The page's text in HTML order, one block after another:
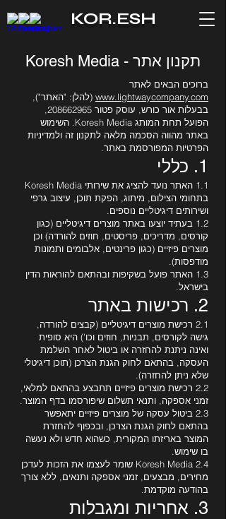
KOR.ESH
תקנון אתר - Koresh Media
ברוכים הבאים לאתר
www.lightwaycompany.com (להלן: "האתר"),
בבעלות אור כורש, עוסק פטור 208662965
הפועל תחת המותג Koresh Media. השימוש
באתר מהווה הסכמה מלאה לתקנון זה ולמדיניות
הפרטיות המפורסמת באתר.
1. כללי
1.1 האתר נועד להציג את שירותי Koresh Media
בתחומי הצילום, מיתוג, הפקת תוכן, עיצוב גרפי
ושירותים דיגיטליים נוספים.
1.2 בעתיד יוצעו באתר מוצרים דיגיטליים (כגון
קורסים, מדריכים, פריסטים, חוזים להורדה) וכן
מוצרים פיזיים (כגון פרינטים, אלבומים ותמונות
מודפסות).
1.3 האתר פועל בשקיפות ובהתאם להוראות הדין
בישראל.
2. רכישות באתר
2.1 רכישת מוצרים דיגיטליים (קבצים להורדה,
גישה לקורסים, תבניות, חוזים וכו') היא סופית
ואינה ניתנת להחזרה או ביטול לאחר השלמת
העסקה, בהתאם לחוק הגנת הצרכן (תוכן דיגיטלי
שלא ניתן להחזרה).
2.2 רכישת מוצרים פיזיים תתבצע בהתאם למלאי,
זמני אספקה, ותנאי תשלום שיפורסמו בדף המוצר.
2.3 ביטול עסקה של מוצרים פיזיים יתאפשר
בהתאם לחוק הגנת הצרכן, ובכפוף להחזרת
המוצר באריזתו המקורית, כשהוא חדש ולא נעשה
בו שימוש.
2.4 Koresh Media שומר לעצמו את הזכות לעדכן
מחירים, מבצעים, זמני אספקה ותנאים, ללא צורך
בהודעה מוקדמת.
3. אחריות ומגבלות